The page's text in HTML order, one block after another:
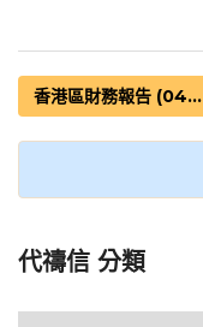
香港區財務報告 (04...
代禱信 分類